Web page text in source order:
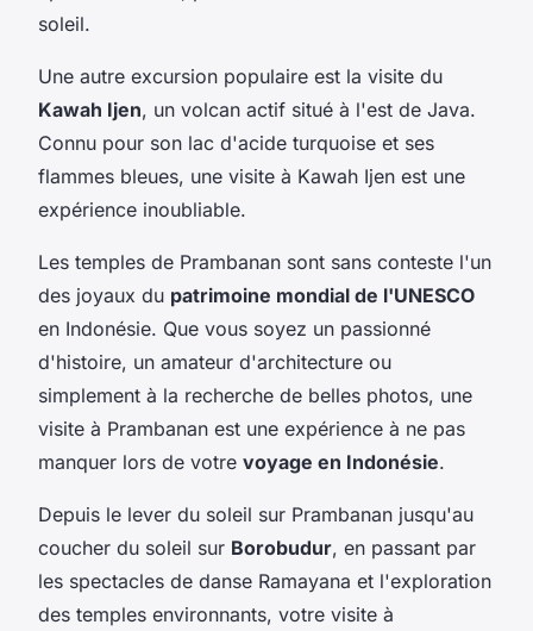
soleil.
Une autre excursion populaire est la visite du
Kawah Ijen, un volcan actif situé à l'est de Java.
Connu pour son lac d'acide turquoise et ses
flammes bleues, une visite à Kawah Ijen est une
expérience inoubliable.
Les temples de Prambanan sont sans conteste l'un
des joyaux du patrimoine mondial de l'UNESCO
en Indonésie. Que vous soyez un passionné
d'histoire, un amateur d'architecture ou
simplement à la recherche de belles photos, une
visite à Prambanan est une expérience à ne pas
manquer lors de votre voyage en Indonésie.
Depuis le lever du soleil sur Prambanan jusqu'au
coucher du soleil sur Borobudur, en passant par
les spectacles de danse Ramayana et l'exploration
des temples environnants, votre visite à